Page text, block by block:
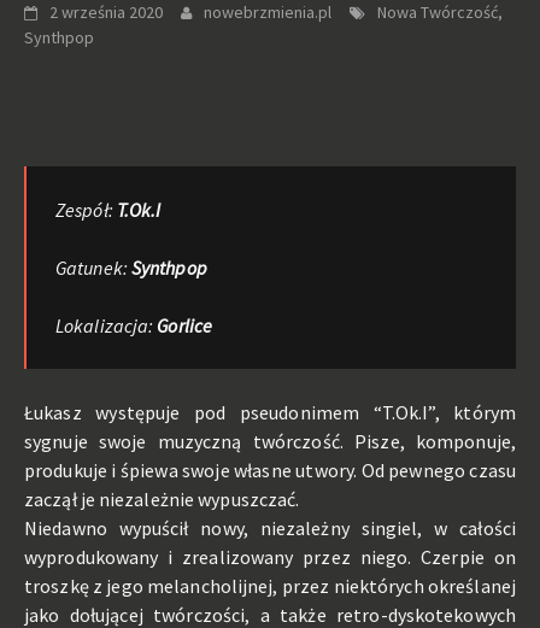
2 września 2020 nowebrzmienia.pl
Nowa Twórczość,
Synthpop
Zespół: T.Ok.I
Gatunek: Synthpop
Lokalizacja: Gorlice
Łukasz występuje pod pseudonimem “T.Ok.I”, którym
sygnuje swoje muzyczną twórczość. Pisze, komponuje,
produkuje i śpiewa swoje własne utwory. Od pewnego czasu
zaczął je niezależnie wypuszczać.
Niedawno wypuścił nowy, niezależny singiel, w całości
wyprodukowany i zrealizowany przez niego. Czerpie on
troszkę z jego melancholijnej, przez niektórych określanej
jako dołującej twórczości, a także retro-dyskotekowych